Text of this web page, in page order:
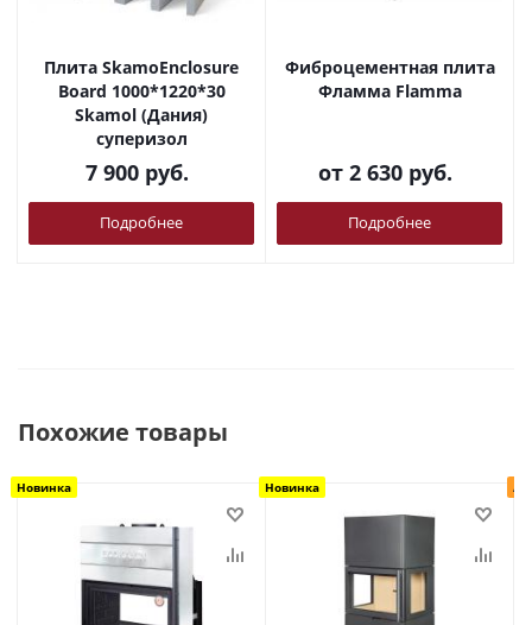
Плита SkamoEnclosure
Board 1000*1220*30
Skamol (Дания)
суперизол
7 900 руб.
Подробнее
Фиброцементная плита
Фламма Flamma
от 2 630 руб.
Подробнее
Похожие товары
Новинка Новинка